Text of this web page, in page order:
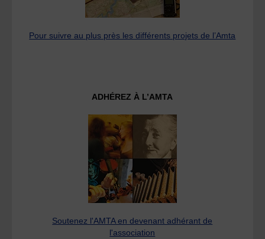
Pour suivre au plus près les différents projets de l’Amta
ADHÉREZ À L’AMTA
Soutenez l'AMTA en devenant adhérant de
l'association